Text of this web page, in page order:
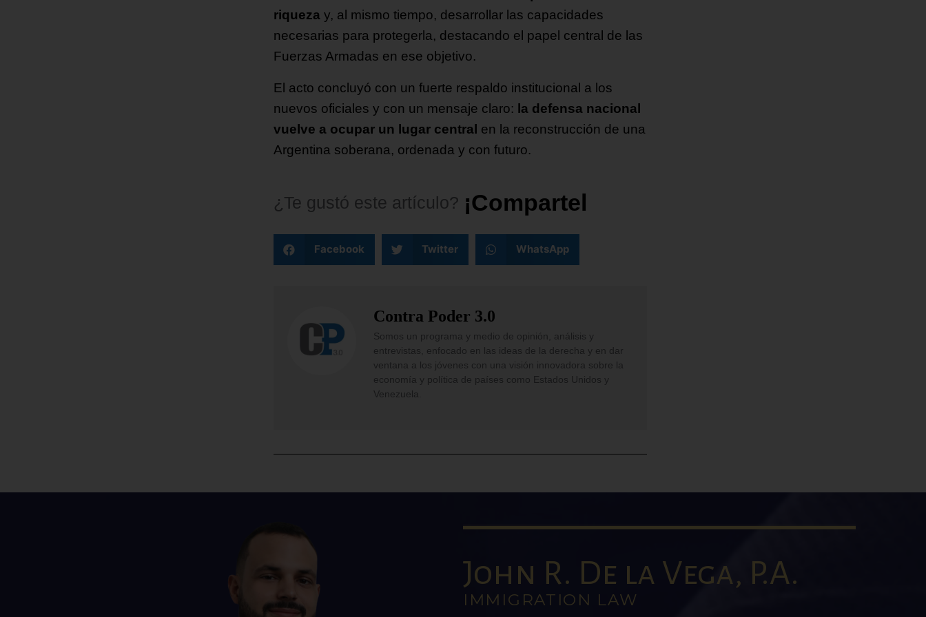
riqueza y, al mismo tiempo, desarrollar las capacidades
necesarias para protegerla, destacando el papel central de las
Fuerzas Armadas en ese objetivo.
El acto concluyó con un fuerte respaldo institucional a los
nuevos oficiales y con un mensaje claro: la defensa nacional
vuelve a ocupar un lugar central en la reconstrucción de una
Argentina soberana, ordenada y con futuro.
¿Te gustó este artículo? ¡Compartel
Facebook Twitter WhatsApp
Contra Poder 3.0
Somos un programa y medio de opinión, análisis y
entrevistas, enfocado en las ideas de la derecha y en dar
ventana a los jóvenes con una visión innovadora sobre la
economía y política de países como Estados Unidos y
Venezuela.
John R. De la Vega, P.A.
IMMIGRATION LAW